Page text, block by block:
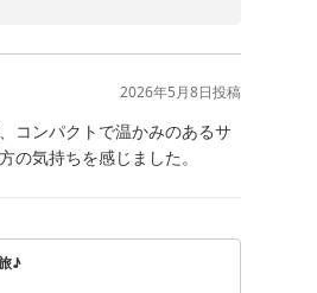
2026年5月8日投稿
コンパクトで温かみのあるサ
気持ちを感じました。
♪